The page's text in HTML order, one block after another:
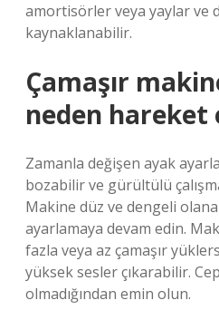
amortisörler veya yaylar ve
kaynaklanabilir.
Çamaşır
neden hareket
Zamanla değişen ayak
bozabilir ve gürültülü
Makine düz ve dengeli
ayarlamaya devam edin.
fazla veya az çamaşır
yüksek sesler çıkarabilir.
olmadığından emin olun.